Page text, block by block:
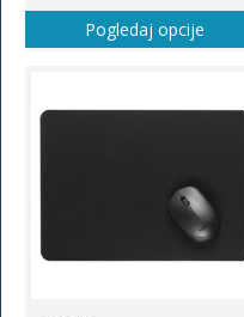
Pogledaj opcije